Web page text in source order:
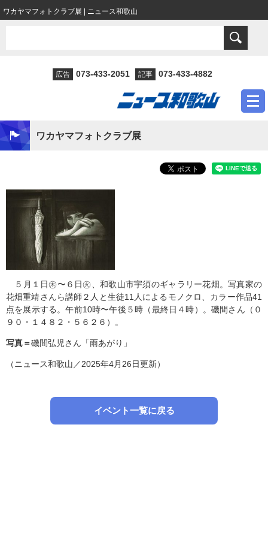
ワカヤマフォトクラブ展 | ニュース和歌山
広告 073-433-2051 記事 073-433-4882
ワカヤマフォトクラブ展
５月１日㊍〜６日㊋、和歌山市宇須のギャラリー花畑。写真家の
花畑重靖さんら講師２人と生徒11人によるモノクロ、カラー作品41
点を展示する。午前10時〜午後５時（最終日４時）。磯間さん（０
９０・１４８２・５６２６）。
写真＝磯間弘児さん「雨あがり」
（ニュース和歌山／2025年4月26日更新）
イベント一覧に戻る